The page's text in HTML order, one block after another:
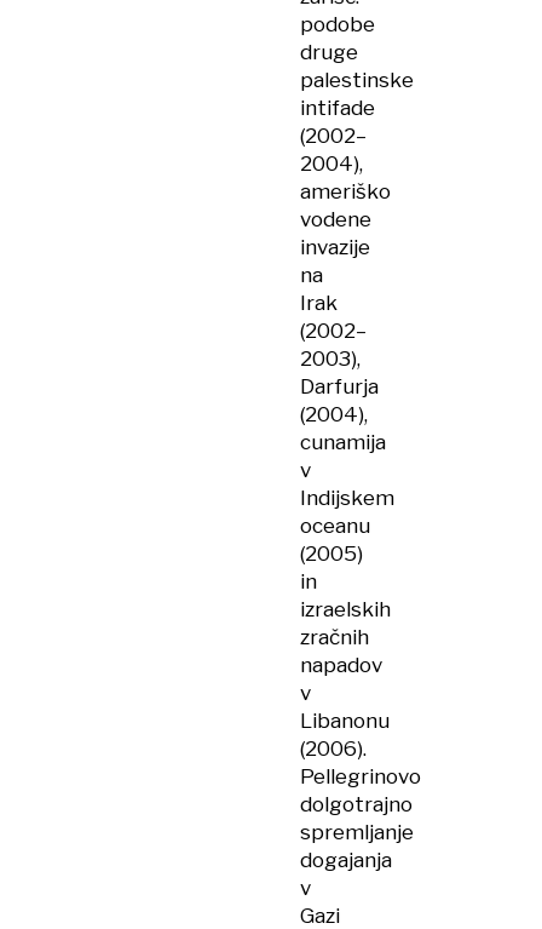
podobe
druge
palestinske
intifade
(2002–
2004),
ameriško
vodene
invazije
na
Irak
(2002–
2003),
Darfurja
(2004),
cunamija
v
Indijskem
oceanu
(2005)
in
izraelskih
zračnih
napadov
v
Libanonu
(2006).
Pellegrinovo
dolgotrajno
spremljanje
dogajanja
v
Gazi